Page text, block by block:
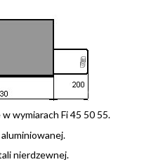
wymiarach Fi 45 50 55.
nierdzewnej.